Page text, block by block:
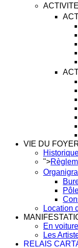
VIE DU
">
Location
En
Les
RELAIS